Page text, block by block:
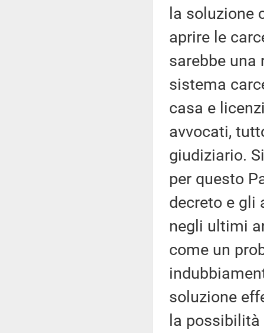
la soluzione
aprire le
sarebbe una
sistema
casa e
avvocati,
giudiziario.
per questo
decreto e gli
negli ultimi
come un
soluzione
la